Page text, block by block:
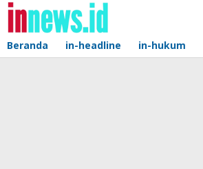
Lewati
konten
Beranda in-headline in-hukum